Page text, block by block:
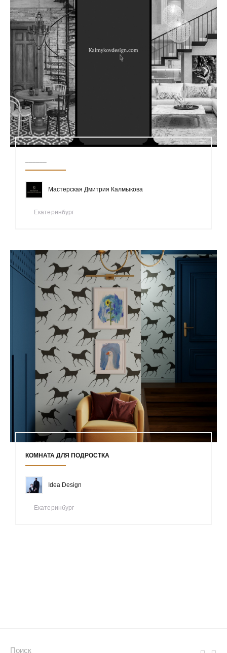
Мастерская Дмитрия Калмыкова
Екатеринбург
КОМНАТА ДЛЯ ПОДРОСТКА
Idea Design
Екатеринбург